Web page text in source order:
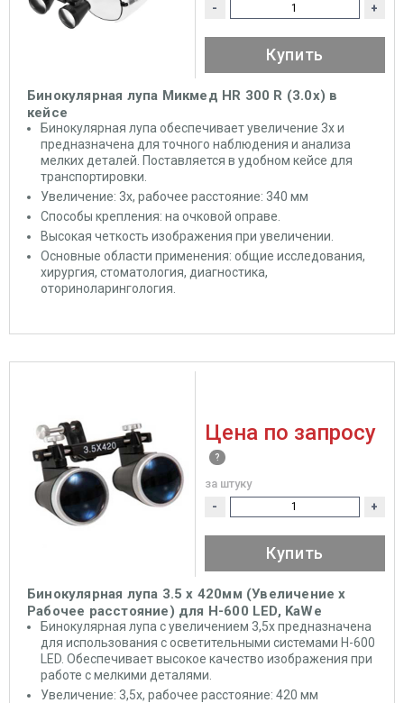
Бинокулярная лупа Микмед HR 300 R (3.0х) в
кейсе
Бинокулярная лупа обеспечивает увеличение 3x и
предназначена для точного наблюдения и анализа
мелких деталей. Поставляется в удобном кейсе для
транспортировки.
Увеличение: 3x, рабочее расстояние: 340 мм
Способы крепления: на очковой оправе.
Высокая четкость изображения при увеличении.
Основные области применения: общие исследования,
хирургия, стоматология, диагностика,
оториноларингология.
- +
Купить
Бинокулярная лупа 3.5 x 420мм (Увеличение х
Рабочее расстояние) для Н-600 LED, KaWe
Бинокулярная лупа с увеличением 3,5x предназначена
для использования с осветительными системами Н-600
LED. Обеспечивает высокое качество изображения при
работе с мелкими деталями.
Увеличение: 3,5x, рабочее расстояние: 420 мм
Цена по запросу
за штуку
- +
Купить